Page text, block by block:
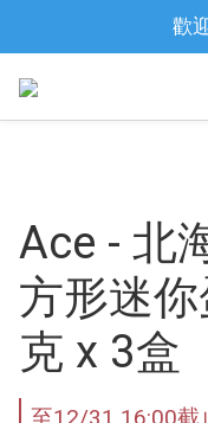
歡
Ace - 北
方形迷
克 x 3盒